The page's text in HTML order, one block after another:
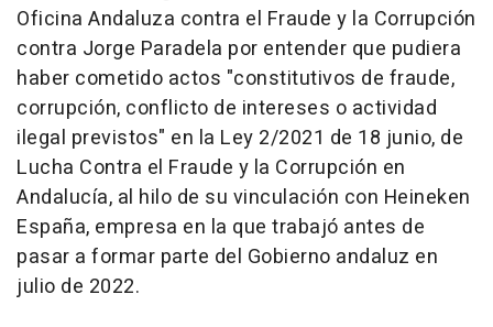
Oficina Andaluza contra el Fraude y la Corrupción
contra Jorge Paradela por entender que pudiera
haber cometido actos "constitutivos de fraude,
corrupción, conflicto de intereses o actividad
ilegal previstos" en la Ley 2/2021 de 18 junio, de
Lucha Contra el Fraude y la Corrupción en
Andalucía, al hilo de su vinculación con Heineken
España, empresa en la que trabajó antes de
pasar a formar parte del Gobierno andaluz en
julio de 2022.